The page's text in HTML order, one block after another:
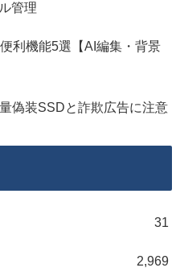
管理
利機能5選【AI編集・背景
偽装SSDと詐欺広告に注意
31
2,969